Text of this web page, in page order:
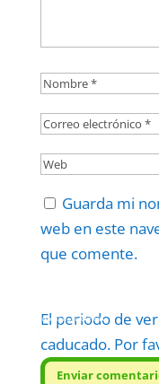
Guarda mi
web en este
que comente.
El periodo de
caducado. Por
Enviar
Protegidos porreCAPTCHA
Politica–